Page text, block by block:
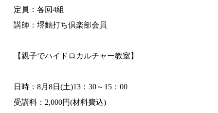
定員：各回4組
講師：堺麵打ち倶楽部会員
【親子でハイドロカルチャー教室】
日時：8月8日(土)13：30～15：00
受講料：2,000円(材料費込)